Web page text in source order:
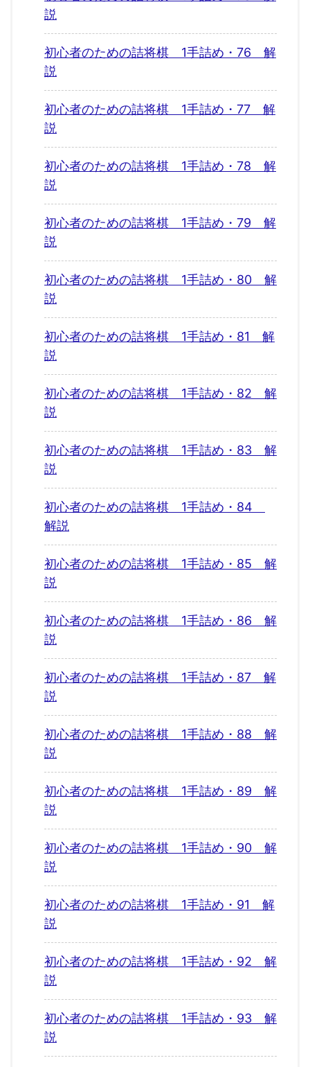
説
初心者のための詰将棋 1手詰め・76 解
説
初心者のための詰将棋 1手詰め・77 解
説
初心者のための詰将棋 1手詰め・78 解
説
初心者のための詰将棋 1手詰め・79 解
説
初心者のための詰将棋 1手詰め・80 解
説
初心者のための詰将棋 1手詰め・81 解
説
初心者のための詰将棋 1手詰め・82 解
説
初心者のための詰将棋 1手詰め・83 解
説
初心者のための詰将棋 1手詰め・84
解説
初心者のための詰将棋 1手詰め・85 解
説
初心者のための詰将棋 1手詰め・86 解
説
初心者のための詰将棋 1手詰め・87 解
説
初心者のための詰将棋 1手詰め・88 解
説
初心者のための詰将棋 1手詰め・89 解
説
初心者のための詰将棋 1手詰め・90 解
説
初心者のための詰将棋 1手詰め・91 解
説
初心者のための詰将棋 1手詰め・92 解
説
初心者のための詰将棋 1手詰め・93 解
説